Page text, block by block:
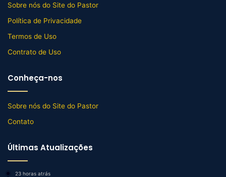
Sobre nós do Site do Pastor
Política de Privacidade
Termos de Uso
Contrato de Uso
Conheça-nos
Sobre nós do Site do Pastor
Contato
Últimas Atualizações
23 horas atrás